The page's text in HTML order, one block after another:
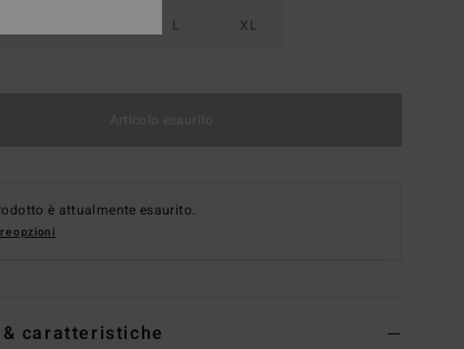
L XL
è attualmente esaurito.
opzioni
& caratteristiche